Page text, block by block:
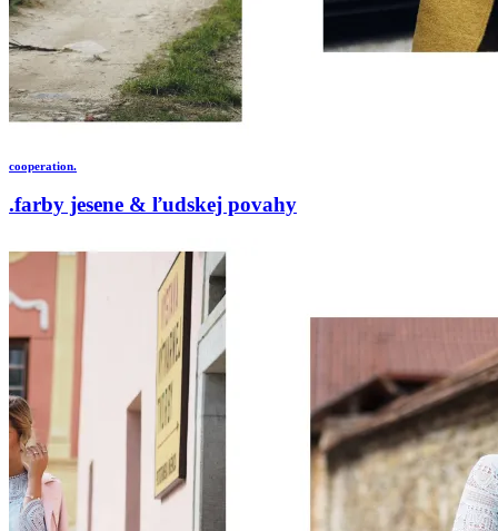
cooperation.
.farby jesene & ľudskej povahy